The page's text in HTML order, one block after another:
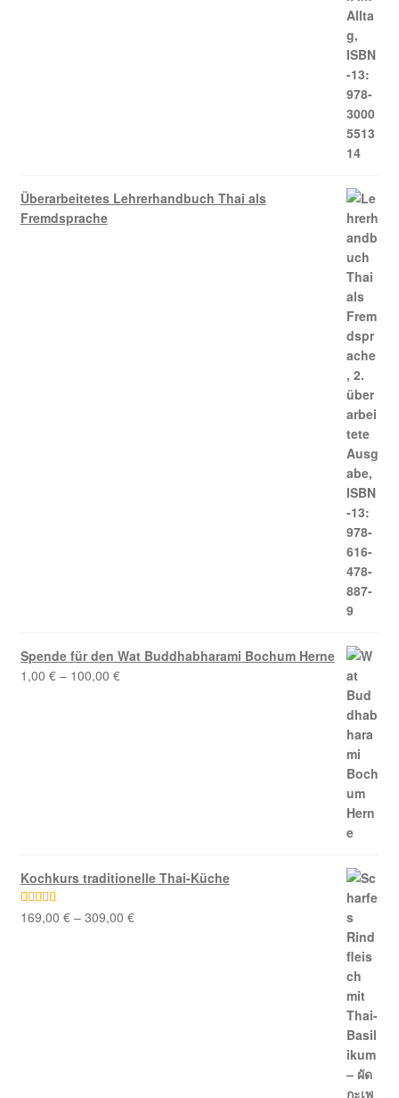
Überarbeitetes Lehrerhandbuch Thai als
Fremdsprache
Spende für den Wat Buddhabharami Bochum Herne
1,00 €– 100,00 €
Kochkurs traditionelle Thai-Küche
Bewertet mit
169,00 €– 309,00 €